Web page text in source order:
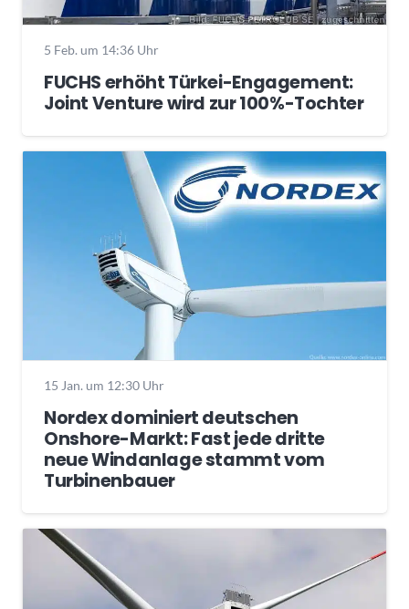
5 Feb. um 14:36 Uhr
FUCHS erhöht Türkei-Engagement:
Joint Venture wird zur 100%-Tochter
15 Jan. um 12:30 Uhr
Nordex dominiert deutschen
Onshore-Markt: Fast jede dritte
neue Windanlage stammt vom
Turbinenbauer